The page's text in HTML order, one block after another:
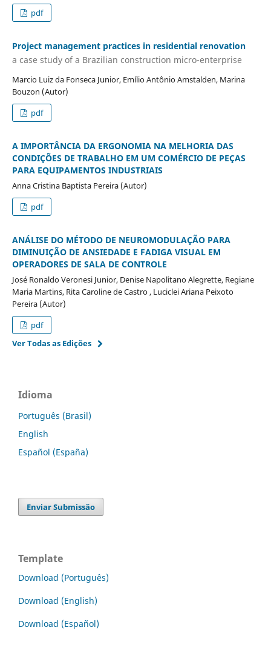
pdf
Project management practices in residential renovation
a case study of a Brazilian construction micro-enterprise
Marcio Luiz da Fonseca Junior, Emílio Antônio Amstalden, Marina
Bouzon (Autor)
pdf
A IMPORTÂNCIA DA ERGONOMIA NA MELHORIA DAS
CONDIÇÕES DE TRABALHO EM UM COMÉRCIO DE PEÇAS
PARA EQUIPAMENTOS INDUSTRIAIS
Anna Cristina Baptista Pereira (Autor)
pdf
ANÁLISE DO MÉTODO DE NEUROMODULAÇÃO PARA
DIMINUIÇÃO DE ANSIEDADE E FADIGA VISUAL EM
OPERADORES DE SALA DE CONTROLE
José Ronaldo Veronesi Junior, Denise Napolitano Alegrette, Regiane
Maria Martins, Rita Caroline de Castro , Luciclei Ariana Peixoto
Pereira (Autor)
pdf
Ver Todas as Edições
Idioma
Português (Brasil)
English
Español (España)
Enviar Submissão
Template
Download (Português)
Download (English)
Download (Español)